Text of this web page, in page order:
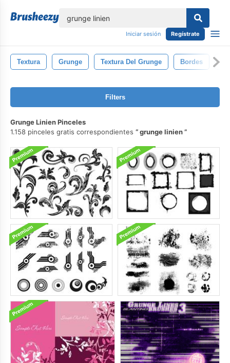
Iniciar sesión Regístrate
Textura Grunge Textura Del Grunge Bordes
Filters
Grunge Linien Pinceles
1.158 pinceles gratis correspondientes
grunge linien